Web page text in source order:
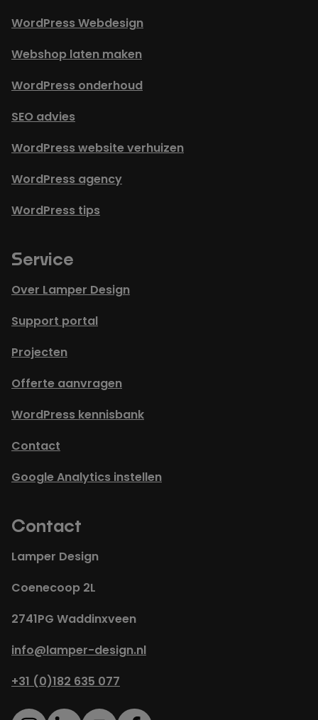
WordPress Webdesign
Webshop laten maken
WordPress onderhoud
SEO advies
WordPress website verhuizen
WordPress agency
WordPress tips
Service
Over Lamper Design
Support portal
Projecten
Offerte aanvragen
WordPress kennisbank
Contact
Google Analytics instellen
Contact
Lamper Design
Coenecoop 2L
2741PG Waddinxveen
info@lamper-design.nl
+31 (0)182 635 077